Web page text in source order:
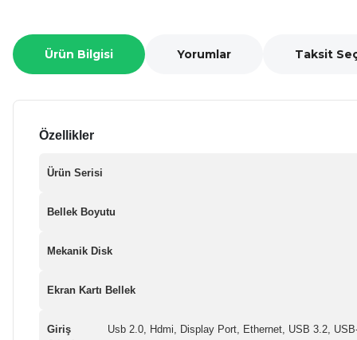
Ürün Bilgisi Yorumlar Taksit
Özellikler
Ürün Serisi
Bellek Boyutu
Mekanik Disk
Ekran Kartı Bellek
Giriş
Usb 2.0, Hdmi, Display Port, Ethernet, USB 3.2,